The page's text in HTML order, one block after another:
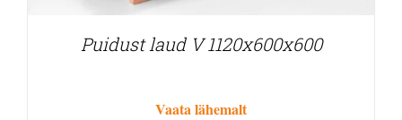
Puidust laud V 1120x600x600
Vaata lähemalt